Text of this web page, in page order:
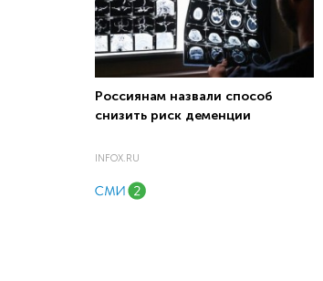
Россиянам назвали способ
снизить риск деменции
INFOX.RU